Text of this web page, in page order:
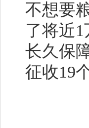
不想要
了将近
长久保
征收19